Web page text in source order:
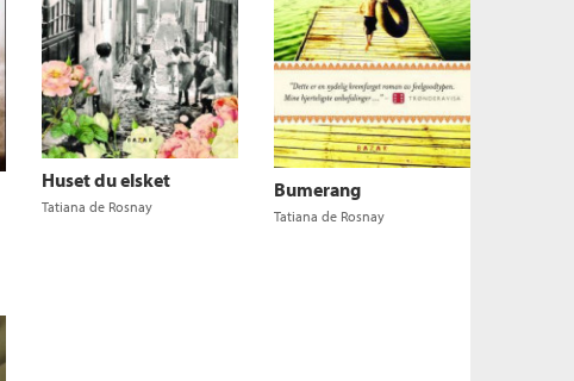
Huset du elsket
Tatiana de Rosnay
Bumerang
Tatiana de Rosnay